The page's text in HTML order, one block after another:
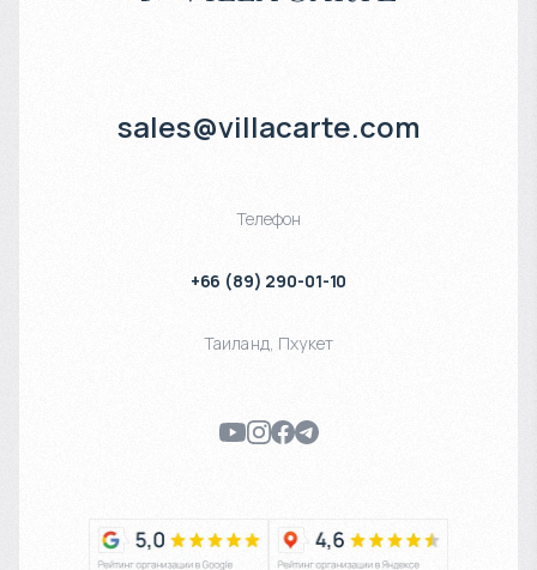
sales@villacarte.com
Телефон
+66 (89) 290-01-10
Таиланд, Пхукет